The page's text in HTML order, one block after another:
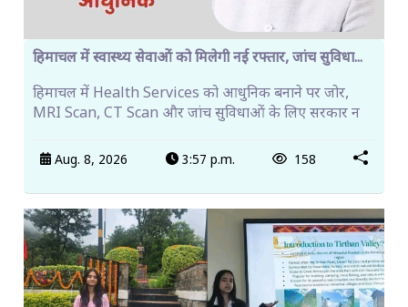
हिमाचल में स्वास्थ्य सेवाओं को मिलेगी नई रफ्तार, जांच सुविधा...
हिमाचल में Health Services को आधुनिक बनाने पर जोर,
MRI Scan, CT Scan और जांच सुविधाओं के लिए सरकार न
Aug. 8, 2026 3:57 p.m. 158